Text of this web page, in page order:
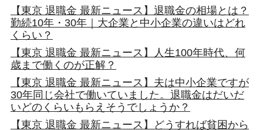
【東京 退職金 最新ニュース】退職金の相場とは？
勤続10年・30年｜大企業と中小企業の違いはどれ
くらい？
【東京 退職金 最新ニュース】人生100年時代、何
歳まで働くのが正解？
【東京 退職金 最新ニュース】夫は中小企業ですが
30年同じ会社で働いていました。退職金はだいだ
いどのくらいもらえそうでしょうか？
【東京 退職金 最新ニュース】どうすれば貧困から